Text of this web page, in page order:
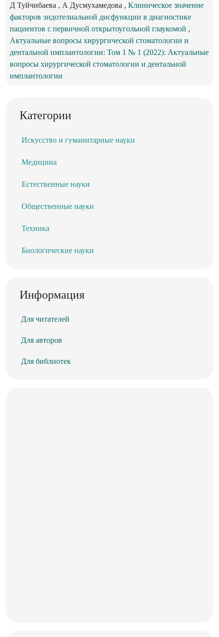
Д Туйчибаева , А Дусмухамедова , Клиническое значение
факторов эндотелиальной дисфункции в диагностике
пациентов с первичной открытоугольной глаукомой ,
Актуальные вопросы хирургической стоматологии и
дентальной имплантологии: Том 1 № 1 (2022): Актуальные
вопросы хирургической стоматологии и дентальной
имплантологии
Категории
Искусство и гуманитарные науки
Медицина
Естественные науки
Общественные науки
Техника
Биологические науки
Информация
Для читателей
Для авторов
Для библиотек